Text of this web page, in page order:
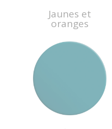
Jaunes et
oranges